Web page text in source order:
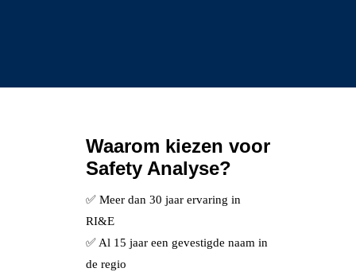
Waarom kiezen voor
Safety Analyse?
✅ Meer dan 30 jaar ervaring in
RI&E
✅ Al 15 jaar een gevestigde naam in
de regio